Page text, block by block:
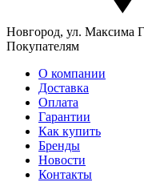
Новгород, ул. Максима
Покупателям
О компании
Доставка
Оплата
Гарантии
Как купить
Бренды
Новости
Контакты